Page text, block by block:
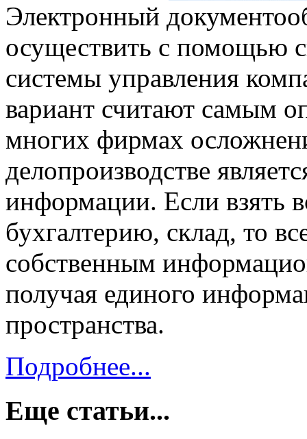
Электронный
осуществить с помощью
системы управления
вариант считают самым
многих фирмах
делопроизводстве
информации. Если взять
бухгалтерию, склад, то
собственным
получая единого
пространства.
Подробнее...
Еще статьи...